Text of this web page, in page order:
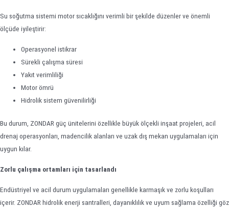
Su soğutma sistemi motor sıcaklığını verimli bir şekilde düzenler ve önemli
ölçüde iyileştirir:
Operasyonel istikrar
Sürekli çalışma süresi
Yakıt verimliliği
Motor ömrü
Hidrolik sistem güvenilirliği
Bu durum, ZONDAR güç ünitelerini özellikle büyük ölçekli inşaat projeleri, acil
drenaj operasyonları, madencilik alanları ve uzak dış mekan uygulamaları için
uygun kılar.
Zorlu çalışma ortamları için tasarlandı
Endüstriyel ve acil durum uygulamaları genellikle karmaşık ve zorlu koşulları
içerir. ZONDAR hidrolik enerji santralleri, dayanıklılık ve uyum sağlama özelliği göz